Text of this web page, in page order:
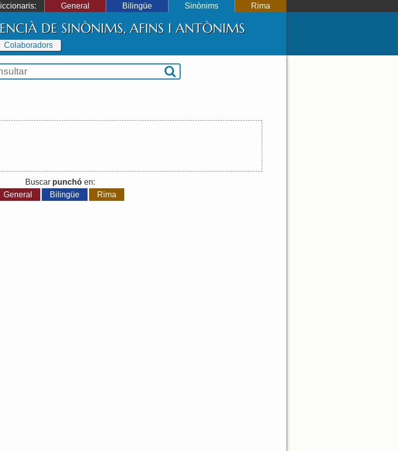
General Bilingüe Sinònims Rima
DE SINÒNIMS, AFINS I ANTÒNIMS
Colaboradors
Buscar punchóen:
General
Bilingüe Rima